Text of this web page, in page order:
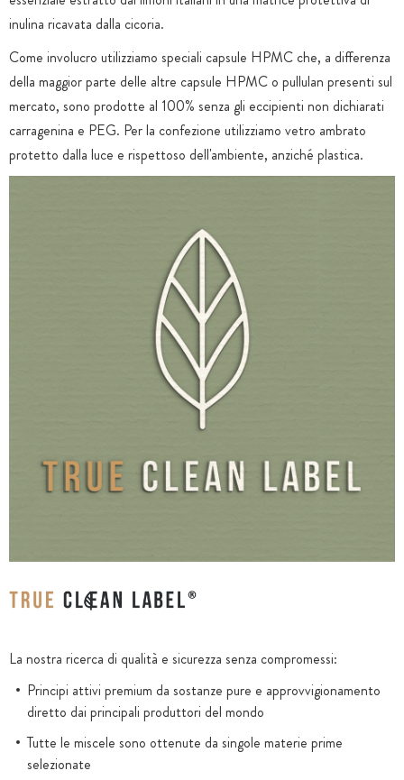
inulina ricavata dalla cicoria.
Come involucro utilizziamo speciali capsule HPMC che, a differenza
della maggior parte delle altre capsule HPMC o pullulan presenti sul
mercato, sono prodotte al 100% senza gli eccipienti non dichiarati
carragenina e PEG. Per la confezione utilizziamo vetro ambrato
protetto dalla luce e rispettoso dell'ambiente, anziché plastica.
La nostra ricerca di qualità e sicurezza senza compromessi:
Principi attivi premium da sostanze pure e approvvigionamento
diretto dai principali produttori del mondo
Tutte le miscele sono ottenute da singole materie prime
selezionate